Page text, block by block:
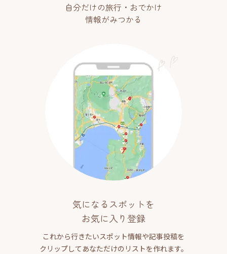
自分だけの旅行・おでかけ
情報がみつかる
気になるスポットを
お気に入り登録
これから行きたいスポット情報や記事投稿を
クリップしてあなただけのリストを作れます。